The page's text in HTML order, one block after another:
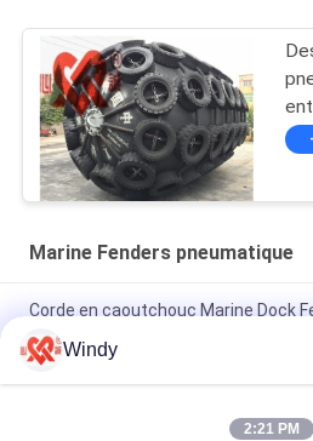
Marine Fenders pneumatique
Corde en caoutchouc Marine Dock
pour l'amarrage de navire
Amortisseurs gonflables de haute
amortisseurs en caoutchouc de
Windy
2:21 PM